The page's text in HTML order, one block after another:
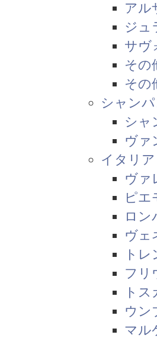
アル
ジュ
サヴ
その
その
シャン
シャ
ヴァ
イタリア
ヴァ
ピエ
ロン
ヴェ
ト
フリ
ト
ウン
マル